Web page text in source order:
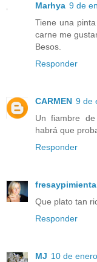
Marhya 9 de
Tiene una
carne me
Besos.
Responder
CARMEN 9 de
Un fiambre
habrá que
Responder
fresaypimienta
Que plato tan
Responder
MJ 10 de